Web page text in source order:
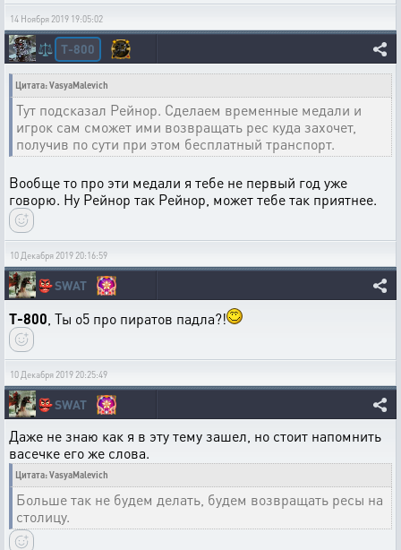
14 Ноября 2019 19:05:02
⚖️ T-800
Цитата: VasyaMalevich
Тут подсказал Рейнор. Сделаем временные медали и
игрок сам сможет ими возвращать рес куда захочет,
получив по сути при этом бесплатный транспорт.
Вообще то про эти медали я тебе не первый год уже
говорю. Ну Рейнор так Рейнор, может тебе так приятнее.
10 Декабря 2019 20:16:59
👺SWAT
T-800 , Ты о5 про пиратов падла?!
10 Декабря 2019 20:25:49
👺SWAT
Даже не знаю как я в эту тему зашел, но стоит напомнить
васечке его же слова.
Цитата: VasyaMalevich
Больше так не будем делать, будем возвращать ресы на
столицу.